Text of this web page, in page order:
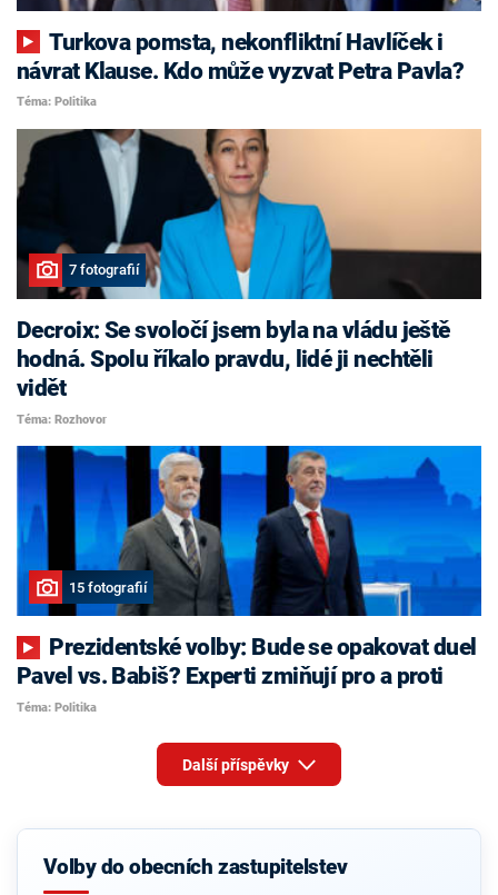
Turkova pomsta, nekonfliktní Havlíček i
návrat Klause. Kdo může vyzvat Petra Pavla?
Téma: Politika
7 fotografií
Decroix: Se svoločí jsem byla na vládu ještě
hodná. Spolu říkalo pravdu, lidé ji nechtěli
vidět
Téma: Rozhovor
15 fotografií
Pavel vs. Babiš? Experti zmiňují pro a proti
Téma: Politika
Další příspěvky
Volby do obecních zastupitelstev